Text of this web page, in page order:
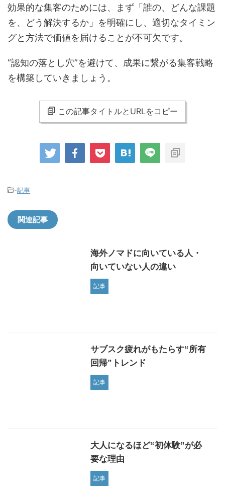
効果的な集客のためには、まず「誰の、どんな課題
を、どう解決するか」を明確にし、適切なタイミン
グと方法で価値を届けることが不可欠です。
“認知の落とし穴”を避けて、成果に繋がる集客戦略
を構築していきましょう。
この記事タイトルとURLをコピー
-記事
関連記事
海外ノマドに向いている人・
向いていない人の違い
記事
サブスク疲れがもたらす“所有
回帰”トレンド
記事
大人になるほど“初体験”が必
要な理由
記事